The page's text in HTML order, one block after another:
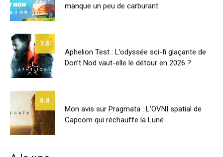
manque un peu de carburant
7.5
Aphelion Test : L’odyssée sci-fi glaçante de
Don’t Nod vaut-elle le détour en 2026 ?
8.8
Mon avis sur Pragmata : L’OVNI spatial de
Capcom qui réchauffe la Lune